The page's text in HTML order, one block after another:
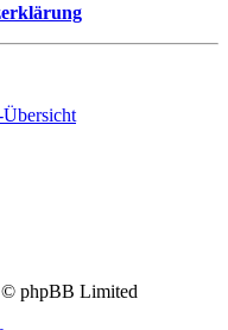
phpBB Limited